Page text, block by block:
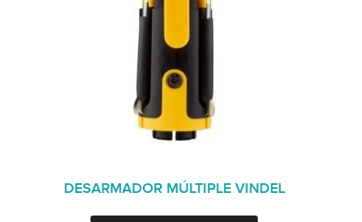
DESARMADOR MÚLTIPLE VINDEL